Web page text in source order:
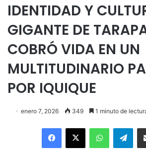
IDENTIDAD Y
GIGANTE DE
COBRÓ VIDA EN UN
MULTITUDINARIO
POR IQUIQUE
enero 7, 2026 349 1 minuto de
Facebook
X WhatsApp